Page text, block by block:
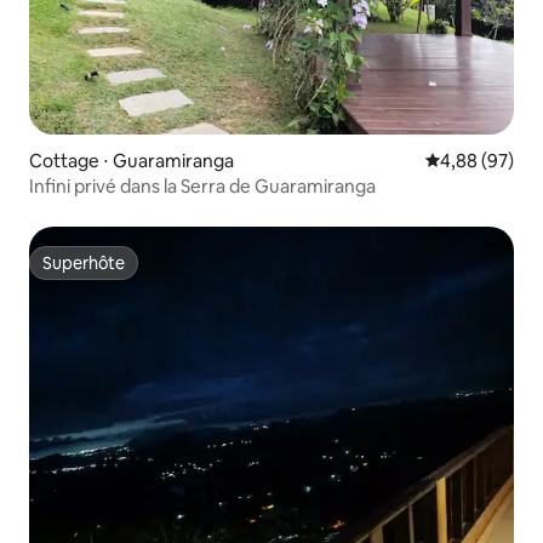
Cottage ⋅ Guaramiranga Évaluation
4,88 (97)
Infini privé dans la Serra de Guaramiranga
Superhôte
Superhôte